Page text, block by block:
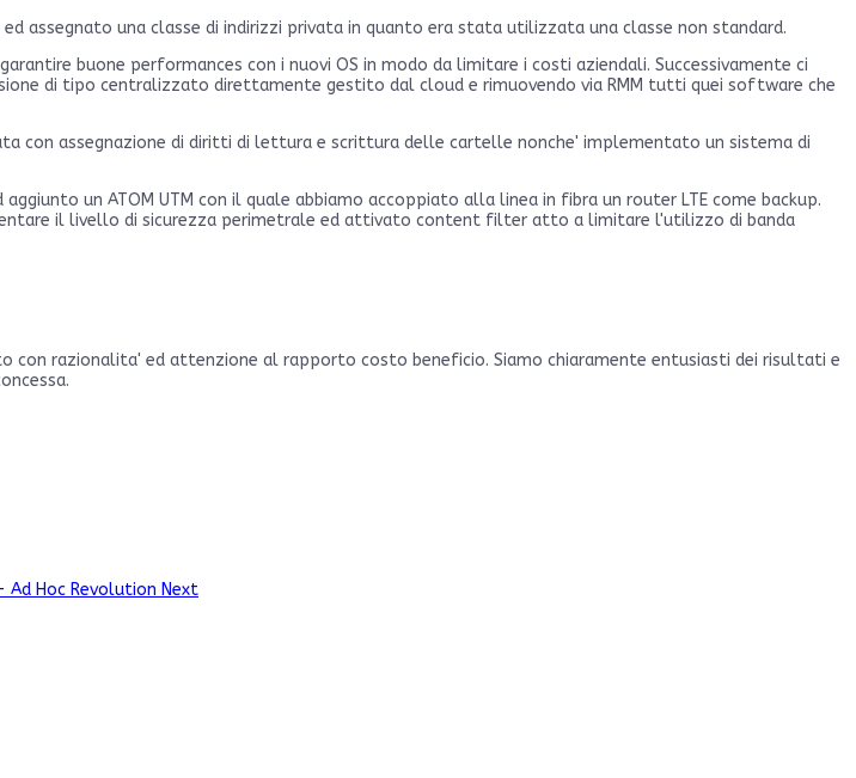
assegnato una classe di indirizzi privata in quanto era stata utilizzata una classe non standard.
buone performances con i nuovi OS in modo da limitare i costi aziendali. Successivamente ci
di tipo centralizzato direttamente gestito dal cloud e rimuovendo via RMM tutti quei software che
con assegnazione di diritti di lettura e scrittura delle cartelle nonche' implementato un sistema di
un ATOM UTM con il quale abbiamo accoppiato alla linea in fibra un router LTE come backup.
il livello di sicurezza perimetrale ed attivato content filter atto a limitare l'utilizzo di banda
razionalita' ed attenzione al rapporto costo beneficio. Siamo chiaramente entusiasti dei risultati e
Ad Hoc Revolution Next